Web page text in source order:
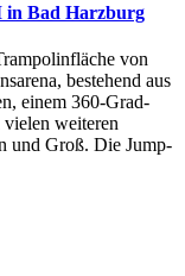
Bad Harzburg
von
bestehend aus
einem 360-Grad-
weiteren
und Groß. Die Jump-